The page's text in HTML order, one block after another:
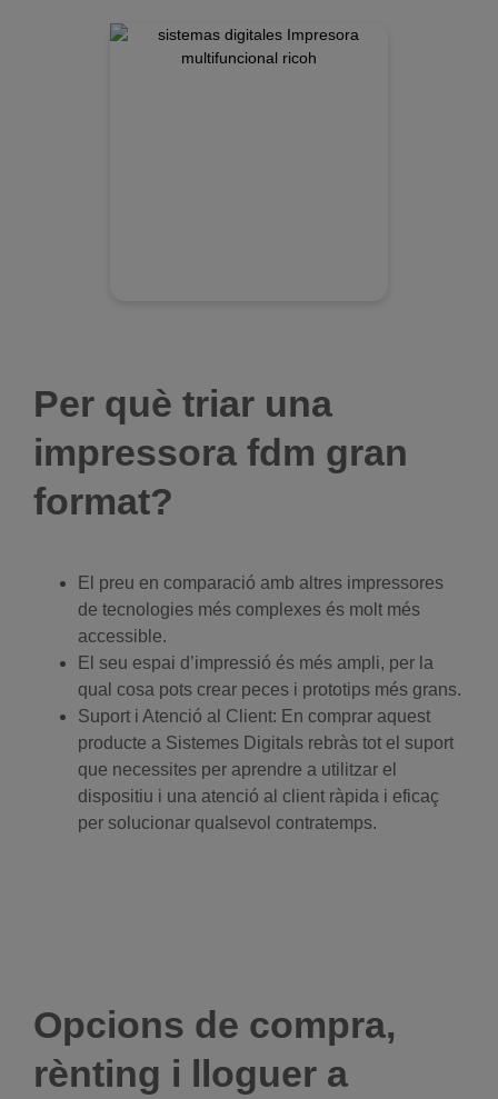
Per què triar una
impressora fdm gran
format?
El preu en comparació amb altres impressores
de tecnologies més complexes és molt més
accessible.
El seu espai d’impressió és més ampli, per la
qual cosa pots crear peces i prototips més grans.
Suport i Atenció al Client: En comprar aquest
producte a Sistemes Digitals rebràs tot el suport
que necessites per aprendre a utilitzar el
dispositiu i una atenció al client ràpida i eficaç
per solucionar qualsevol contratemps.
Opcions de compra,
rènting i lloguer a